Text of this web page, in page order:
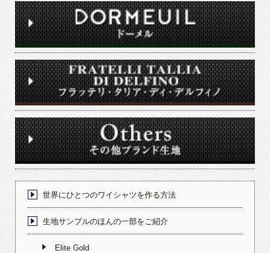
世界にひとつのワイシャツを作る方法
生地サンプルのほんの一部をご紹介
Elite Gold